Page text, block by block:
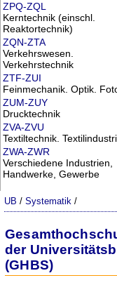
ZPQ-ZQL
Kerntechnik (einschl.
Reaktortechnik)
ZQN-ZTA
Verkehrswesen.
Verkehrstechnik
ZTF-ZUI
Feinmechanik. Optik.
ZUM-ZUY
Drucktechnik
ZVA-ZVU
Textiltechnik.
ZWA-ZWR
Verschiedene Industrien,
Handwerke, Gewerbe
UB /Systematik /
der
(GHBS)